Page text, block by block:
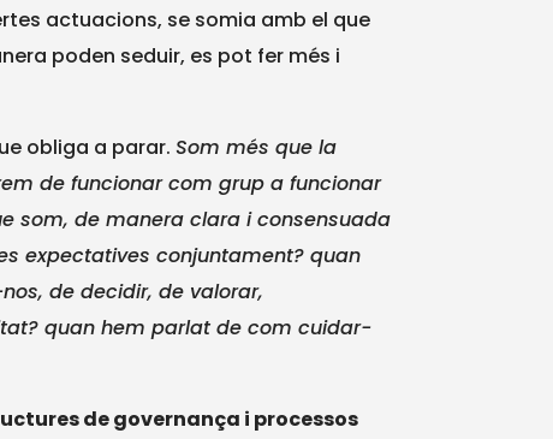
actuacions, se somia amb el que
poden seduir, es pot fer més i
obliga a parar. Som més que la
de funcionar com grup a funcionar
som, de manera clara i consensuada
expectatives conjuntament? quan
de decidir, de valorar,
quan hem parlat de com cuidar-
de governança i processos